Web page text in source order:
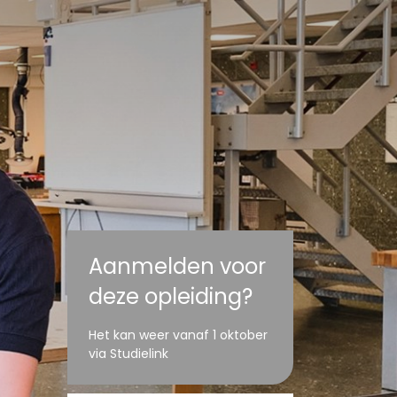
Aanmelden voor
deze opleiding?
Het kan weer vanaf 1 oktober
via Studielink